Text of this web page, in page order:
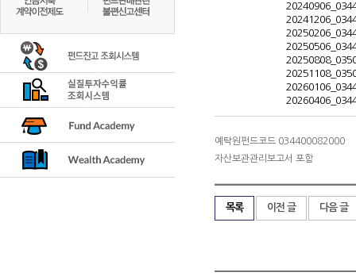
예탁원펀드코드 034400082000
자산보관관리보고서 포함
목록 이전 글 다음 글